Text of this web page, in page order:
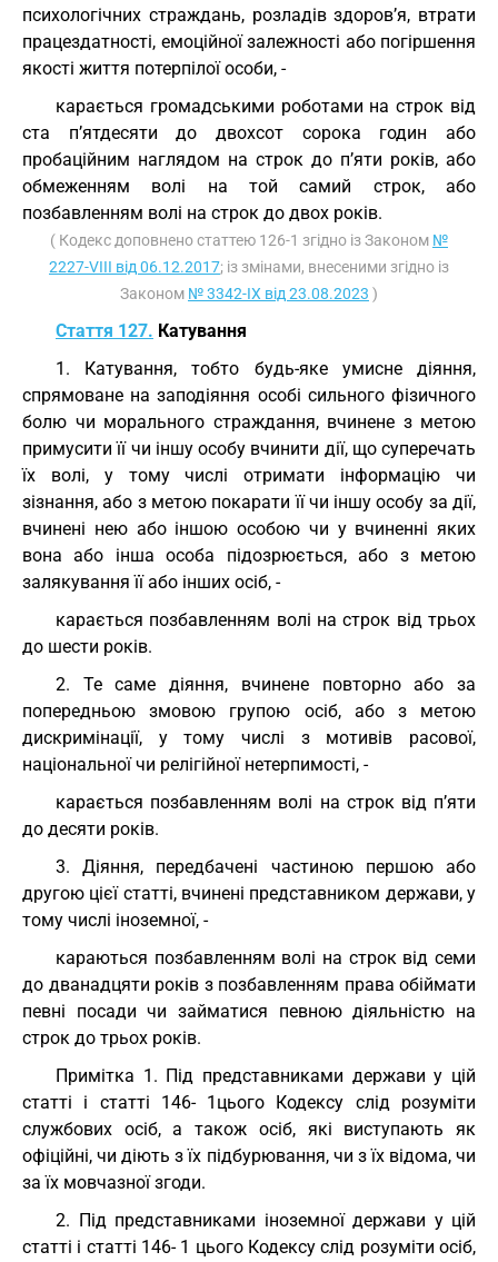
психологічних страждань, розладів здоров’я, втрати
працездатності, емоційної залежності або погіршення
якості життя потерпілої особи, -
карається громадськими роботами на строк від
ста п’ятдесяти до двохсот сорока годин або
пробаційним наглядом на строк до п’яти років, або
обмеженням волі на той самий строк, або
позбавленням волі на строк до двох років.
( Кодекс доповнено статтею 126-1 згідно із Законом №
2227-VIII від 06.12.2017; із змінами, внесеними згідно із
Законом № 3342-IX від 23.08.2023 )
Стаття 127. Катування
1. Катування, тобто будь-яке умисне діяння,
спрямоване на заподіяння особі сильного фізичного
болю чи морального страждання, вчинене з метою
примусити її чи іншу особу вчинити дії, що суперечать
їх волі, у тому числі отримати інформацію чи
зізнання, або з метою покарати її чи іншу особу за дії,
вчинені нею або іншою особою чи у вчиненні яких
вона або інша особа підозрюється, або з метою
залякування її або інших осіб, -
карається позбавленням волі на строк від трьох
до шести років.
2. Те саме діяння, вчинене повторно або за
попередньою змовою групою осіб, або з метою
дискримінації, у тому числі з мотивів расової,
національної чи релігійної нетерпимості, -
карається позбавленням волі на строк від п’яти
до десяти років.
3. Діяння, передбачені частиною першою або
другою цієї статті, вчинені представником держави, у
тому числі іноземної, -
караються позбавленням волі на строк від семи
до дванадцяти років з позбавленням права обіймати
певні посади чи займатися певною діяльністю на
строк до трьох років.
Примітка 1. Під представниками держави у цій
статті і статті 146- 1цього Кодексу слід розуміти
службових осіб, а також осіб, які виступають як
офіційні, чи діють з їх підбурювання, чи з їх відома, чи
за їх мовчазної згоди.
2. Під представниками іноземної держави у цій
статті і статті 146- 1 цього Кодексу слід розуміти осіб,